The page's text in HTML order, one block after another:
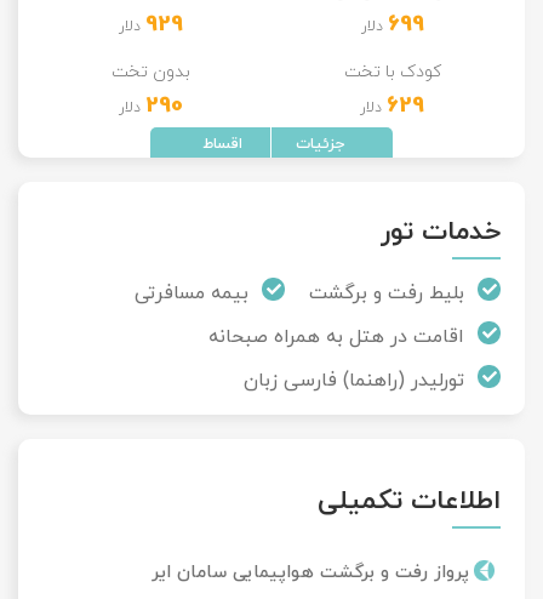
699 دلار 929 دلار
کودک با تخت
629 دلار
بدون تخت
290 دلار
خدمات تور
بلیط رفت و برگشت
بیمه مسافرتی
اقامت در هتل به همراه صبحانه
تورلیدر (راهنما) فارسی زبان
اطلاعات تکمیلی
پرواز رفت و برگشت هواپیمایی سامان ایر
تور مرداب هسل
تور کاشان
تور اصفهان
تور ترکمن صحرا